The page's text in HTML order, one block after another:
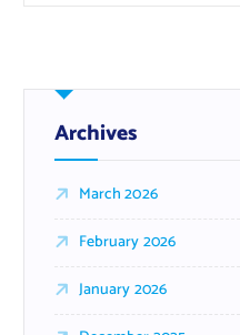
Archives
March 2026
February 2026
January 2026